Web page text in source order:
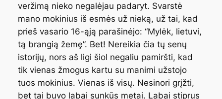
veržimą nieko negalėjau padaryt. Svarstė
mano mokinius iš esmės už nieką, už tai, kad
prieš vasario 16-ąją parašinėjo: “Mylėk, lietuvi,
tą brangią žemę”. Bet! Nereikia čia tų senų
istorijų, nors aš ligi šiol negaliu pamiršti, kad
tik vienas žmogus kartu su manimi užstojo
tuos mokinius. Vienas iš visų. Nesinori grįžti,
bet tai buvo labai sunkūs metai. Labai stiprus